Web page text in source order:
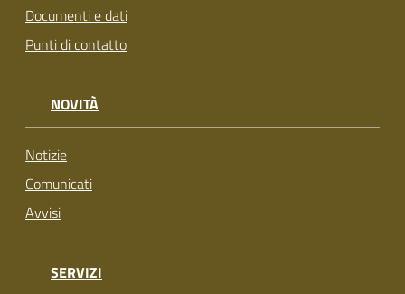
Documenti e dati
Punti di contatto
NOVITÀ
Notizie
Comunicati
Avvisi
SERVIZI